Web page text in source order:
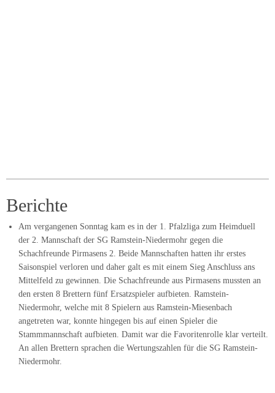
Berichte
Am vergangenen Sonntag kam es in der 1. Pfalzliga zum Heimduell
der 2. Mannschaft der SG Ramstein-Niedermohr gegen die
Schachfreunde Pirmasens 2. Beide Mannschaften hatten ihr erstes
Saisonspiel verloren und daher galt es mit einem Sieg Anschluss ans
Mittelfeld zu gewinnen. Die Schachfreunde aus Pirmasens mussten an
den ersten 8 Brettern fünf Ersatzspieler aufbieten. Ramstein-
Niedermohr, welche mit 8 Spielern aus Ramstein-Miesenbach
angetreten war, konnte hingegen bis auf einen Spieler die
Stammmannschaft aufbieten. Damit war die Favoritenrolle klar verteilt.
An allen Brettern sprachen die Wertungszahlen für die SG Ramstein-
Niedermohr.